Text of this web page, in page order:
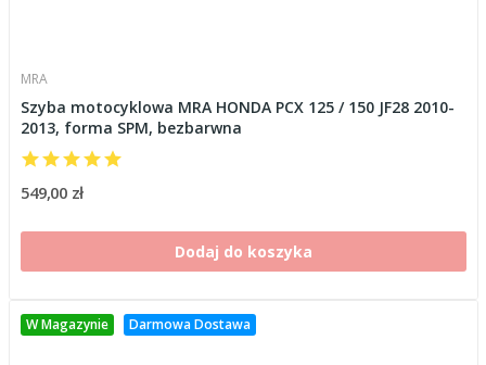
MRA
Szyba motocyklowa MRA HONDA PCX 125 / 150 JF28 2010-
2013, forma SPM, bezbarwna
549,00 zł
Dodaj do koszyka
W Magazynie Darmowa Dostawa